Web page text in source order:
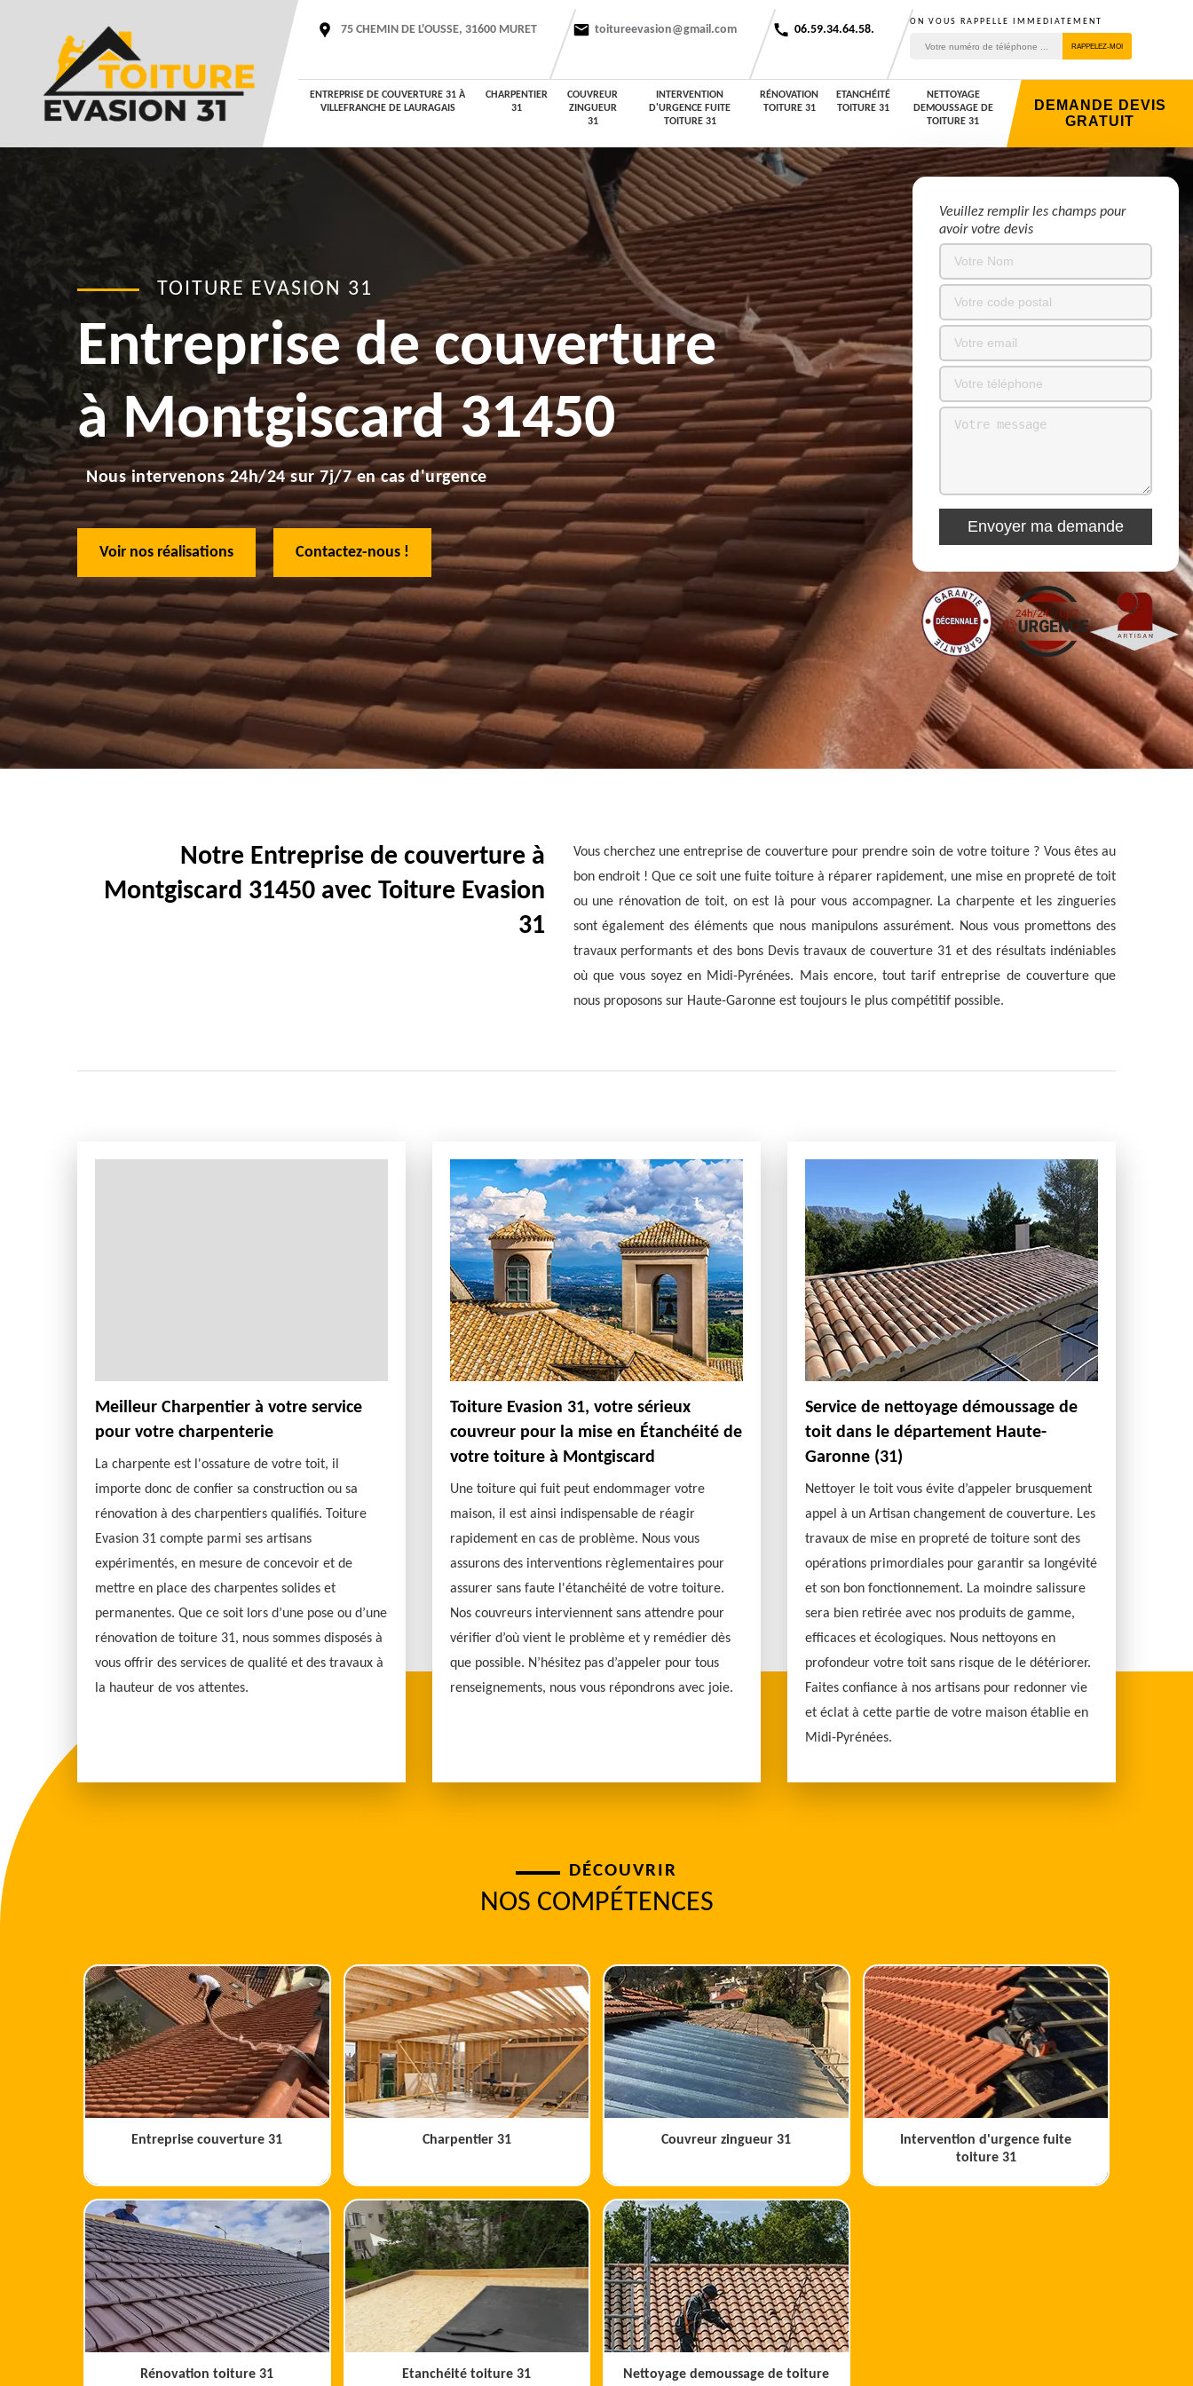
75 CHEMIN DE L'OUSSE, 31600 MURET toitureevasion@gmail.com 06.59.34.64.58.
ON VOUS RAPPELLE IMMEDIATEMENT
ENTREPRISE DE COUVERTURE 31 À
VILLEFRANCHE DE LAURAGAIS
CHARPENTIER
31
COUVREUR
ZINGUEUR
31
INTERVENTION
D'URGENCE FUITE
TOITURE 31
RÉNOVATION
TOITURE 31
ETANCHÉITÉ
TOITURE 31
NETTOYAGE
DEMOUSSAGE DE
TOITURE 31
DEMANDE DEVIS
GRATUIT
Veuillez remplir les champs pour
avoir votre devis
TOITURE EVASION 31
Entreprise de couverture
à Montgiscard 31450
Nous intervenons 24h/24 sur 7j/7 en cas d'urgence
Voir nos réalisations Contactez-nous !
Notre Entreprise de couverture à
Montgiscard 31450 avec Toiture Evasion
31
Vous cherchez une entreprise de couverture pour prendre soin de votre toiture ? Vous êtes au
bon endroit ! Que ce soit une fuite toiture à réparer rapidement, une mise en propreté de toit
ou une rénovation de toit, on est là pour vous accompagner. La charpente et les zingueries
sont également des éléments que nous manipulons assurément. Nous vous promettons des
travaux performants et des bons Devis travaux de couverture 31 et des résultats indéniables
où que vous soyez en Midi-Pyrénées. Mais encore, tout tarif entreprise de couverture que
nous proposons sur Haute-Garonne est toujours le plus compétitif possible.
Meilleur Charpentier à votre service
pour votre charpenterie
La charpente est l'ossature de votre toit, il
importe donc de confier sa construction ou sa
rénovation à des charpentiers qualifiés. Toiture
Evasion 31 compte parmi ses artisans
expérimentés, en mesure de concevoir et de
mettre en place des charpentes solides et
permanentes. Que ce soit lors d’une pose ou d’une
rénovation de toiture 31, nous sommes disposés à
vous offrir des services de qualité et des travaux à
la hauteur de vos attentes.
Toiture Evasion 31, votre sérieux
couvreur pour la mise en Étanchéité de
votre toiture à Montgiscard
Une toiture qui fuit peut endommager votre
maison, il est ainsi indispensable de réagir
rapidement en cas de problème. Nous vous
assurons des interventions règlementaires pour
assurer sans faute l'étanchéité de votre toiture.
Nos couvreurs interviennent sans attendre pour
vérifier d’où vient le problème et y remédier dès
que possible. N’hésitez pas d’appeler pour tous
renseignements, nous vous répondrons avec joie.
Service de nettoyage démoussage de
toit dans le département Haute-
Garonne (31)
Nettoyer le toit vous évite d’appeler brusquement
appel à un Artisan changement de couverture. Les
travaux de mise en propreté de toiture sont des
opérations primordiales pour garantir sa longévité
et son bon fonctionnement. La moindre salissure
sera bien retirée avec nos produits de gamme,
efficaces et écologiques. Nous nettoyons en
profondeur votre toit sans risque de le détériorer.
Faites confiance à nos artisans pour redonner vie
et éclat à cette partie de votre maison établie en
Midi-Pyrénées.
DÉCOUVRIR
NOS COMPÉTENCES
Entreprise couverture 31 Charpentier 31 Couvreur zingueur 31
Intervention d'urgence fuite
toiture 31
Rénovation toiture 31 Etanchéité toiture 31
Nettoyage demoussage de toiture